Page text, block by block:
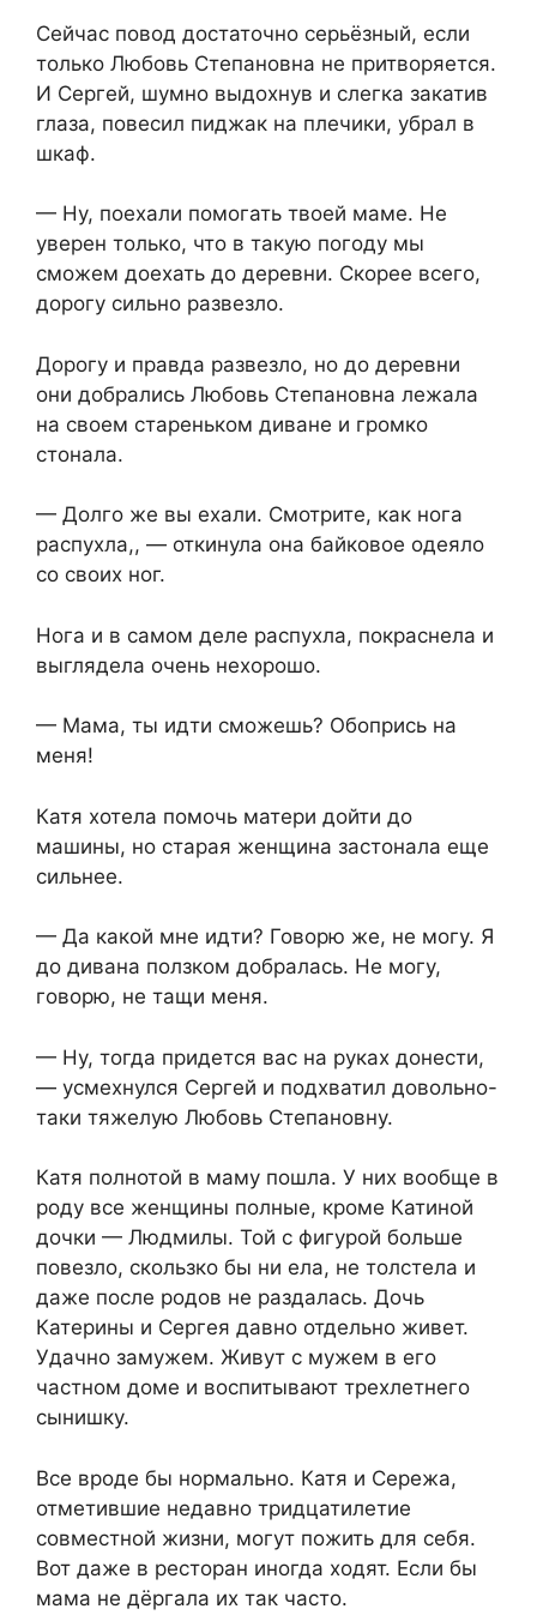
Сейчас повод достаточно серьёзный, если
только Любовь Степановна не притворяется.
И Сергей, шумно выдохнув и слегка закатив
глаза, повесил пиджак на плечики, убрал в
шкаф.
— Ну, поехали помогать твоей маме. Не
уверен только, что в такую погоду мы
сможем доехать до деревни. Скорее всего,
дорогу сильно развезло.
Дорогу и правда развезло, но до деревни
они добрались Любовь Степановна лежала
на своем стареньком диване и громко
стонала.
— Долго же вы ехали. Смотрите, как нога
распухла,, — откинула она байковое одеяло
со своих ног.
Нога и в самом деле распухла, покраснела и
выглядела очень нехорошо.
— Мама, ты идти сможешь? Обопрись на
меня!
Катя хотела помочь матери дойти до
машины, но старая женщина застонала еще
сильнее.
— Да какой мне идти? Говорю же, не могу. Я
до дивана ползком добралась. Не могу,
говорю, не тащи меня.
— Ну, тогда придется вас на руках донести,
— усмехнулся Сергей и подхватил довольно-
таки тяжелую Любовь Степановну.
Катя полнотой в маму пошла. У них вообще в
роду все женщины полные, кроме Катиной
дочки — Людмилы. Той с фигурой больше
повезло, скользко бы ни ела, не толстела и
даже после родов не раздалась. Дочь
Катерины и Сергея давно отдельно живет.
Удачно замужем. Живут с мужем в его
частном доме и воспитывают трехлетнего
сынишку.
Все вроде бы нормально. Катя и Сережа,
отметившие недавно тридцатилетие
совместной жизни, могут пожить для себя.
Вот даже в ресторан иногда ходят. Если бы
мама не дёргала их так часто.